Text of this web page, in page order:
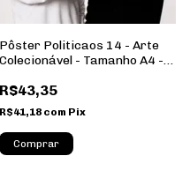
Pôster Politicaos 14 - Arte
Colecionável - Tamanho A4 -
Retrato
R$43,35
R$41,18 com Pix
Comprar